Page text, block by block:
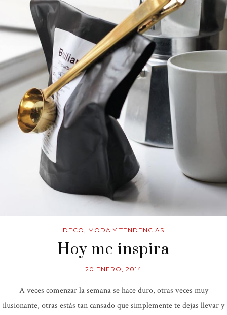
DECO, MODA Y TENDENCIAS
Hoy me inspira
20 ENERO, 2014
A veces comenzar la semana se hace duro, otras veces muy
ilusionante, otras estás tan cansado que simplemente te dejas llevar y